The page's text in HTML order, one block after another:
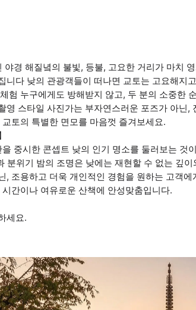
야경 해질녘의 불빛, 등불, 고요한 거리가 마치
니다 낮의 관광객들이 떠나면 교토는 고요해지
험 누구에게도 방해받지 않고, 두 분의 소중한
영 스타일 사진가는 부자연스러운 포즈가 아닌
토의 특별한 면모를 마음껏 즐겨보세요.
중시한 콘셉트 낮의 인기 명소를 둘러보는 것
분위기 밤의 조명은 낮에는 재현할 수 없는 깊
, 조용하고 더욱 개인적인 경험을 원하는 고객
간이나 여유로운 산책에 안성맞춤입니다.
세요.